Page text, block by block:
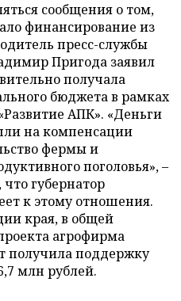
сообщения о том,
финансирование из
пресс-службы
Пригода заявил
получала
бюджета в рамках
АПК». «Деньги
на компенсации
фермы и
поголовья», –
губернатор
к этому отношения.
края, в общей
агрофирма
получила поддержку
млн рублей.